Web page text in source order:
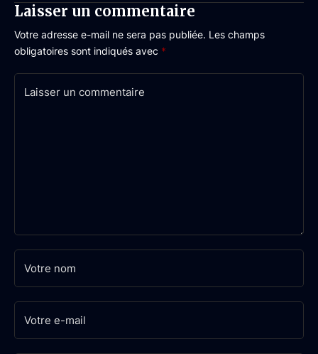
Laisser un commentaire
Votre adresse e-mail ne sera pas publiée. Les champs
obligatoires sont indiqués avec *